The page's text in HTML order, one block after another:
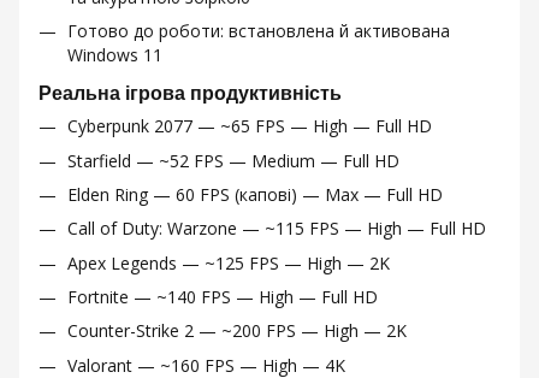
Готово до роботи: встановлена й активована
Windows 11
Реальна ігрова продуктивність
Cyberpunk 2077 — ~65 FPS — High — Full HD
Starfield — ~52 FPS — Medium — Full HD
Elden Ring — 60 FPS (капові) — Max — Full HD
Call of Duty: Warzone — ~115 FPS — High — Full HD
Apex Legends — ~125 FPS — High — 2K
Fortnite — ~140 FPS — High — Full HD
Counter-Strike 2 — ~200 FPS — High — 2K
Valorant — ~160 FPS — High — 4K